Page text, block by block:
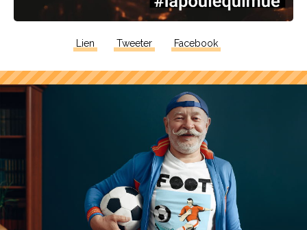
Lien Tweeter Facebook